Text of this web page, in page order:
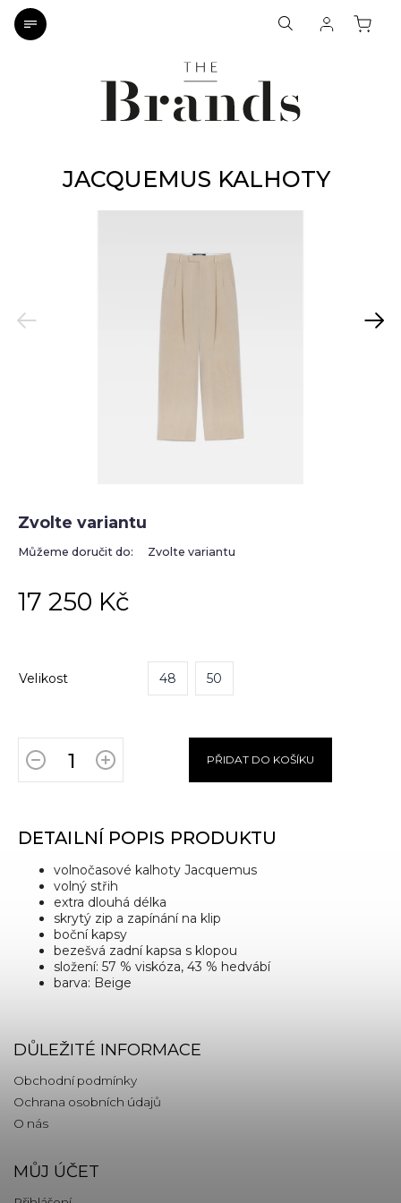
JACQUEMUS KALHOTY
Previous Next
Velikost 48 50
17 250 Kč
Zvolte variantu
Můžeme doručit do: Zvolte variantu
PŘIDAT DO KOŠÍKU
DETAILNÍ POPIS PRODUKTU
volnočasové kalhoty Jacquemus
volný střih
extra dlouhá délka
skrytý zip a zapínání na klip
boční kapsy
bezešvá zadní kapsa s klopou
složení: 57 % viskóza, 43 % hedvábí
barva: Beige
DŮLEŽITÉ INFORMACE
Obchodní podmínky
Ochrana osobních údajů
O nás
MŮJ ÚČET